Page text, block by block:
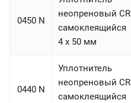
0450 N
неопреновый CR
самоклеящийся
4 х 50 мм
0440 N
Уплотнитель
неопреновый CR
самоклеящийся